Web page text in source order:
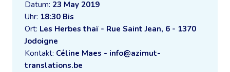
Datum: 23 May 2019
Uhr: 18:30 Bis
Ort: Les Herbes thaï - Rue Saint Jean, 6 - 1370
Jodoigne
Kontakt: Céline Maes - info@azimut-
translations.be